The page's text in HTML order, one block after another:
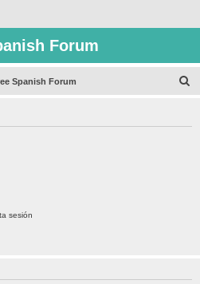
Forum
Spanish Forum
sesión